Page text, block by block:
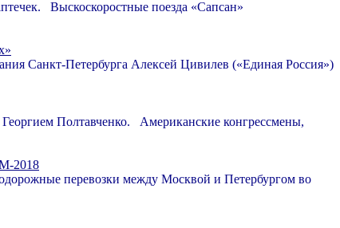
Выскоскоростные поезда «Сапсан»
Санкт-Петербурга Алексей Цивилев («Единая Россия»)
Полтавченко. Американские конгрессмены,
2018
перевозки между Москвой и Петербургом во